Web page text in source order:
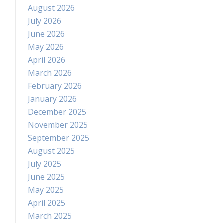
August 2026
July 2026
June 2026
May 2026
April 2026
March 2026
February 2026
January 2026
December 2025
November 2025
September 2025
August 2025
July 2025
June 2025
May 2025
April 2025
March 2025